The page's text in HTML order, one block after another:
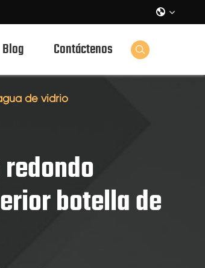

Blog Contáctenos 
de vidrio
botella de